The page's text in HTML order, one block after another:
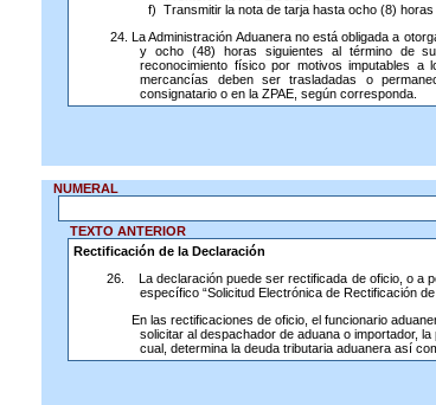
f) Transmitir la nota de tarja hasta ocho (8) horas
24. La Administración Aduanera no está obligada a
y ocho (48) horas siguientes al término de
reconocimiento físico por motivos imputables
mercancías deben ser trasladadas o
consignatario o en la ZPAE, según corresponda.
NUMERAL
TEXTO ANTERIOR
Rectificación de la Declaración
26.
La declaración puede ser rectificada de oficio, o a
específico “Solicitud Electrónica de Rectificación
En las rectificaciones de oficio, el funcionario
solicitar al despachador de aduana o importador,
cual, determina la deuda tributaria aduanera así